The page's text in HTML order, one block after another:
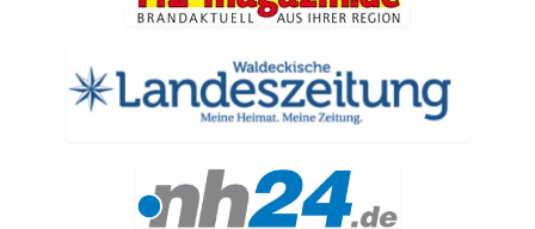
Einsatzleitwagen ELW 1
Drehleiter DLK 23/12